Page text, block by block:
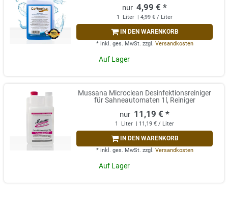
4,99 € *
1 Liter | 4,99 € / Liter
IN DEN WARENKORB
* inkl. ges. MwSt. zzgl. Versandkosten
Auf Lager
Mussana Microclean Desinfektionsreiniger
für Sahneautomaten 1l, Reiniger
11,19 € *
1 Liter | 11,19 € / Liter
IN DEN WARENKORB
* inkl. ges. MwSt. zzgl. Versandkosten
Auf Lager